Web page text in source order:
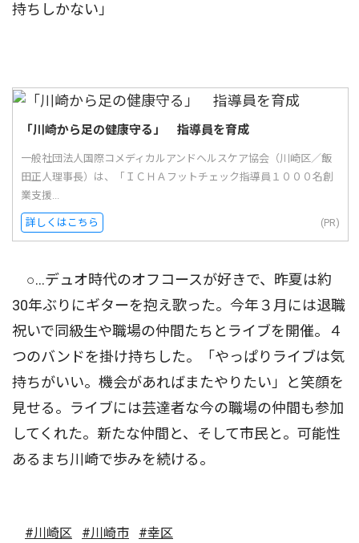
持ちしかない」
「川崎から足の健康守る」 指導員を育成
一般社団法人国際コメディカルアンドヘルスケア協会（川崎区／飯
田正人理事長）は、「ＩＣＨＡフットチェック指導員１０００名創
業支援...
詳しくはこちら (PR)
○…デュオ時代のオフコースが好きで、昨夏は約
30年ぶりにギターを抱え歌った。今年３月には退職
祝いで同級生や職場の仲間たちとライブを開催。４
つのバンドを掛け持ちした。「やっぱりライブは気
持ちがいい。機会があればまたやりたい」と笑顔を
見せる。ライブには芸達者な今の職場の仲間も参加
してくれた。新たな仲間と、そして市民と。可能性
あるまち川崎で歩みを続ける。
#川崎区 #川崎市 #幸区